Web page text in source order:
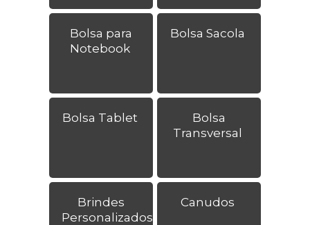
Bolsa para
Notebook
Bolsa Sacola
Bolsa Tablet
Bolsa
Transversal
Brindes
Personalizados
Canudos